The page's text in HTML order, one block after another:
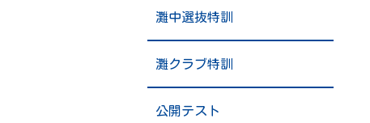
灘中選抜特訓
灘クラブ特訓
公開テスト